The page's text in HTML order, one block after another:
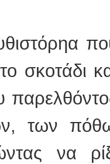
σκοτάδι
των
να